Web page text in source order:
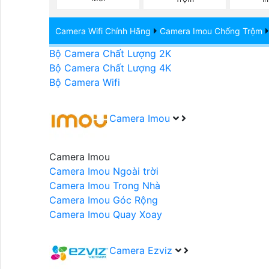
Bộ Camera Báo Động
Bộ Camera có Ghi Âm
Bộ Camera Chất Lượng 2K
Bộ Camera Chất Lượng 4K
Bộ Camera Wifi
Camera Imou
Camera Imou
Camera Imou Ngoài trời
Camera Imou Trong Nhà
Camera Imou Góc Rộng
Camera Imou Quay Xoay
Camera Ezviz
Camera Wifi Chính Hãng Camera Imou Chống Trộm